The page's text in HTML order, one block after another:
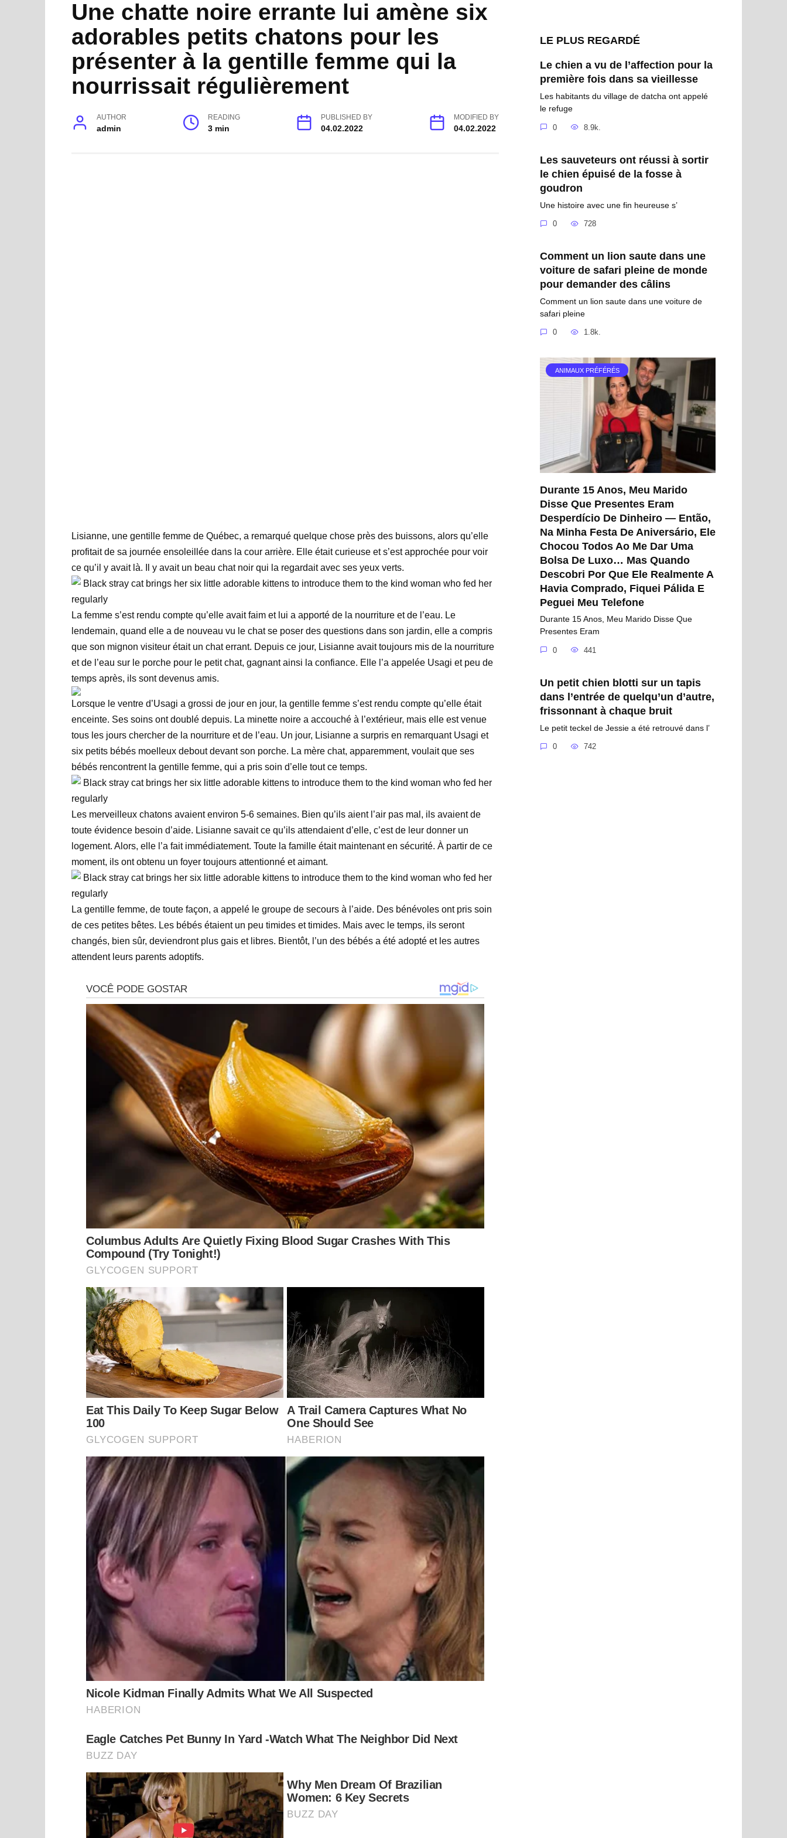
Une chatte noire errante lui amène six
adorables petits chatons pour les
présenter à la gentille femme qui la
nourrissait régulièrement
AUTHOR
admin
READING
3 min
PUBLISHED BY
04.02.2022
MODIFIED BY
04.02.2022
Lisianne, une gentille femme de Québec, a remarqué quelque chose près des buissons, alors qu’elle
profitait de sa journée ensoleillée dans la cour arrière. Elle était curieuse et s’est approchée pour voir
ce qu’il y avait là. Il y avait un beau chat noir qui la regardait avec ses yeux verts.
La femme s’est rendu compte qu’elle avait faim et lui a apporté de la nourriture et de l’eau. Le
lendemain, quand elle a de nouveau vu le chat se poser des questions dans son jardin, elle a compris
que son mignon visiteur était un chat errant. Depuis ce jour, Lisianne avait toujours mis de la nourriture
et de l’eau sur le porche pour le petit chat, gagnant ainsi la confiance. Elle l’a appelée Usagi et peu de
temps après, ils sont devenus amis.
Lorsque le ventre d’Usagi a grossi de jour en jour, la gentille femme s’est rendu compte qu’elle était
enceinte. Ses soins ont doublé depuis. La minette noire a accouché à l’extérieur, mais elle est venue
tous les jours chercher de la nourriture et de l’eau. Un jour, Lisianne a surpris en remarquant Usagi et
six petits bébés moelleux debout devant son porche. La mère chat, apparemment, voulait que ses
bébés rencontrent la gentille femme, qui a pris soin d’elle tout ce temps.
Les merveilleux chatons avaient environ 5-6 semaines. Bien qu’ils aient l’air pas mal, ils avaient de
toute évidence besoin d’aide. Lisianne savait ce qu’ils attendaient d’elle, c’est de leur donner un
logement. Alors, elle l’a fait immédiatement. Toute la famille était maintenant en sécurité. À partir de ce
moment, ils ont obtenu un foyer toujours attentionné et aimant.
La gentille femme, de toute façon, a appelé le groupe de secours à l’aide. Des bénévoles ont pris soin
de ces petites bêtes. Les bébés étaient un peu timides et timides. Mais avec le temps, ils seront
changés, bien sûr, deviendront plus gais et libres. Bientôt, l’un des bébés a été adopté et les autres
attendent leurs parents adoptifs.
LE PLUS REGARDÉ
Le chien a vu de l’affection pour la
première fois dans sa vieillesse
Les habitants du village de datcha ont appelé
le refuge
0 8.9k.
Les sauveteurs ont réussi à sortir
le chien épuisé de la fosse à
goudron
Une histoire avec une fin heureuse s’
0 728
Comment un lion saute dans une
voiture de safari pleine de monde
pour demander des câlins
Comment un lion saute dans une voiture de
safari pleine
0 1.8k.
ANIMAUX PRÉFÉRÉS
Durante 15 Anos, Meu Marido
Disse Que Presentes Eram
Desperdício De Dinheiro — Então,
Na Minha Festa De Aniversário, Ele
Chocou Todos Ao Me Dar Uma
Bolsa De Luxo… Mas Quando
Descobri Por Que Ele Realmente A
Havia Comprado, Fiquei Pálida E
Peguei Meu Telefone
Durante 15 Anos, Meu Marido Disse Que
Presentes Eram
0 441
Un petit chien blotti sur un tapis
dans l’entrée de quelqu’un d’autre,
frissonnant à chaque bruit
Le petit teckel de Jessie a été retrouvé dans l’
0 742